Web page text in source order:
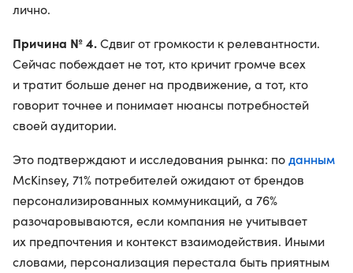
лично.
Причина № 4.Сдвиг от громкости к релевантности.
Сейчас побеждает не тот, кто кричит громче всех
и тратит больше денег на продвижение, а тот, кто
говорит точнее и понимает нюансы потребностей
своей аудитории.
Это подтверждают и исследования рынка: поданным
McKinsey, 71% потребителей ожидают от брендов
персонализированных коммуникаций, а 76%
разочаровываются, если компания не учитывает
их предпочтения и контекст взаимодействия. Иными
словами, персонализация перестала быть приятным